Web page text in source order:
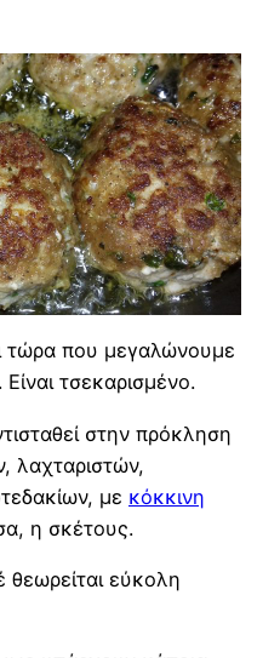
τώρα που μεγαλώνουμε
τσεκαρισμένο.
στην πρόκληση
λαχταριστών,
με κόκκινη
η σκέτους.
θεωρείται εύκολη